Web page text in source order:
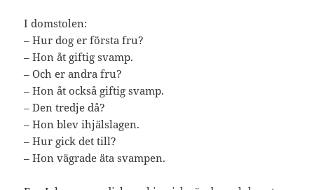
I domstolen:
– Hur dog er första fru?
– Hon åt giftig svamp.
– Och er andra fru?
– Hon åt också giftig svamp.
– Den tredje då?
– Hon blev ihjälslagen.
– Hur gick det till?
– Hon vägrade äta svampen.